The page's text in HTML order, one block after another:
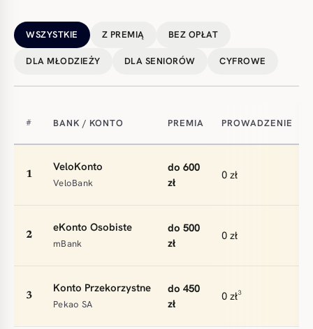
WSZYSTKIE Z PREMIĄ BEZ OPŁAT
DLA MŁODZIEŻY DLA SENIORÓW CYFROWE
# BANK / KONTO PREMIA PROWADZENIE
1
VeloKonto
VeloBank
do 600
zł
0 zł
2
eKonto Osobiste
mBank
do 500
zł
0 zł
3
Konto Przekorzystne
Pekao SA
do 450
zł
0 zł³